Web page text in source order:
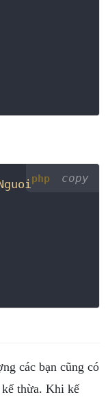
php copy
các bạn cũng có
thừa. Khi kế